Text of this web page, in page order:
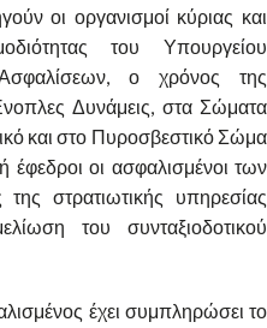
οι οργανισμοί κύριας και
του Υπουργείου
ο χρόνος της
Δυνάμεις, στα Σώματα
και στο Πυροσβεστικό Σώμα
οι ασφαλισμένοι των
στρατιωτικής υπηρεσίας
του συνταξιοδοτικού
έχει συμπληρώσει το